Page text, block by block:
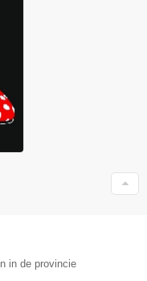
in de provincie